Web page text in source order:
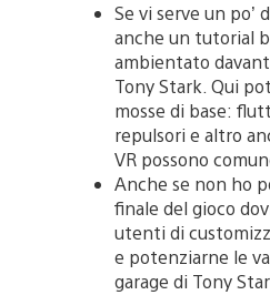
Se vi serve un po’
anche un tutorial
ambientato
Tony Stark. Qui
mosse di base:
repulsori e altro
VR possono
Anche se non ho
finale del gioco
utenti di
e potenziarne le
garage di Tony